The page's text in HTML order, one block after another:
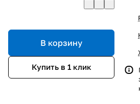
В корзину
Купить в 1 клик